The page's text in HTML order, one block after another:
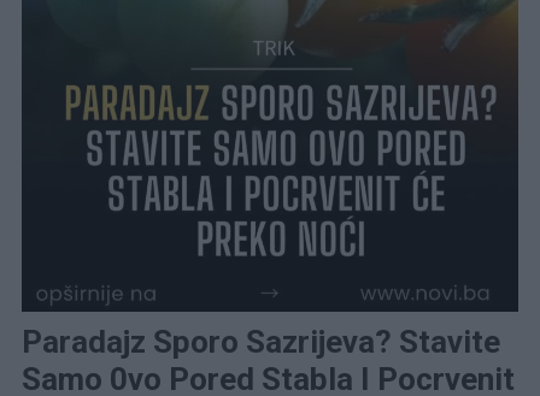
Paradajz Sporo Sazrijeva? Stavite
Samo 0vo Pored Stabla I Pocrvenit